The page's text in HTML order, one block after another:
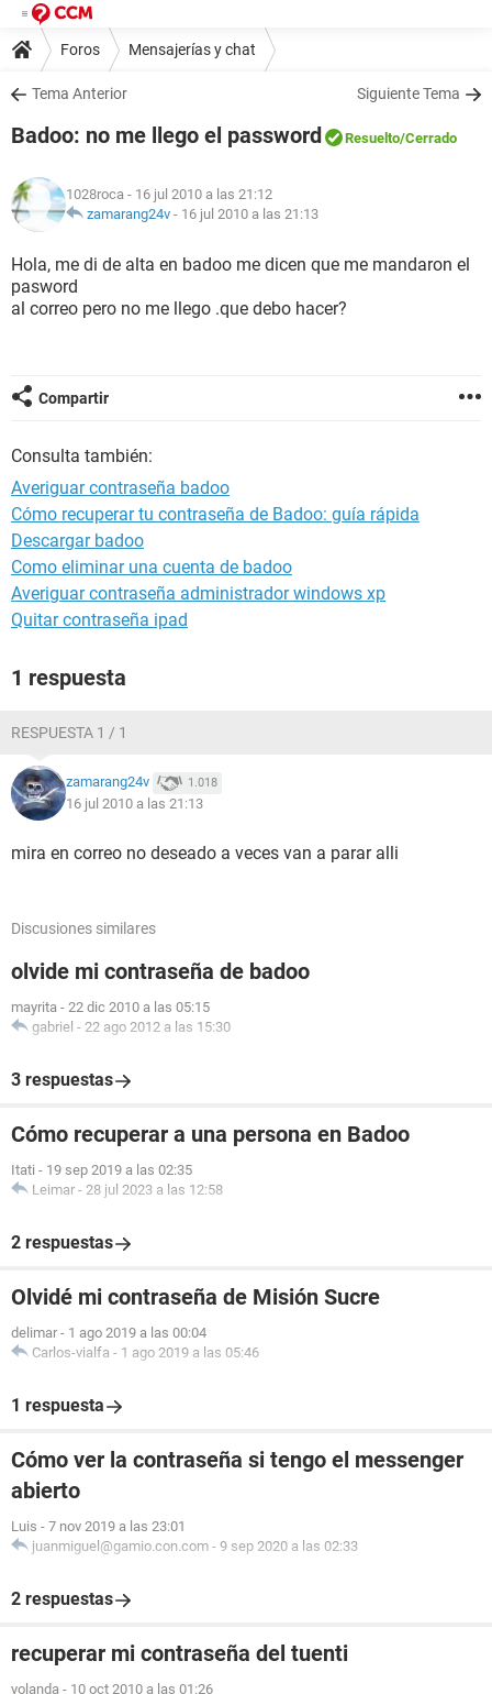
Foros Mensajerías y chat
Tema Anterior Siguiente Tema
Badoo: no me llego el password Resuelto/Cerrado
1028roca - 16 jul 2010 a las 21:12
zamarang24v - 16 jul 2010 a las 21:13
Hola, me di de alta en badoo me dicen que me mandaron el
pasword
al correo pero no me llego .que debo hacer?
Compartir
Consulta también:
Averiguar contraseña badoo
Cómo recuperar tu contraseña de Badoo: guía rápida
Descargar badoo
Como eliminar una cuenta de badoo
Averiguar contraseña administrador windows xp
Quitar contraseña ipad
1 respuesta
RESPUESTA 1 / 1
zamarang24v 1.018
16 jul 2010 a las 21:13
mira en correo no deseado a veces van a parar alli
Discusiones similares
olvide mi contraseña de badoo
mayrita - 22 dic 2010 a las 05:15
gabriel - 22 ago 2012 a las 15:30
3 respuestas
Cómo recuperar a una persona en Badoo
Itati - 19 sep 2019 a las 02:35
Leimar - 28 jul 2023 a las 12:58
2 respuestas
Olvidé mi contraseña de Misión Sucre
delimar - 1 ago 2019 a las 00:04
Carlos-vialfa - 1 ago 2019 a las 05:46
1 respuesta
Cómo ver la contraseña si tengo el messenger
abierto
Luis - 7 nov 2019 a las 23:01
juanmiguel@gamio.con.com - 9 sep 2020 a las 02:33
2 respuestas
recuperar mi contraseña del tuenti
yolanda - 10 oct 2010 a las 01:26